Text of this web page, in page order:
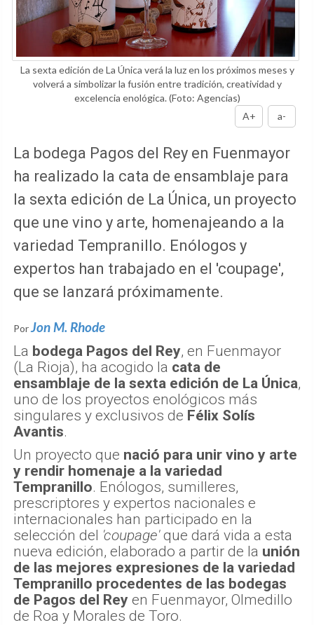
La sexta edición de La Única verá la luz en los próximos meses y
volverá a simbolizar la fusión entre tradición, creatividad y
excelencia enológica.(Foto: Agencias)
A+
a-
La bodega Pagos del Rey en Fuenmayor
ha realizado la cata de ensamblaje para
la sexta edición de La Única, un proyecto
que une vino y arte, homenajeando a la
variedad Tempranillo. Enólogos y
expertos han trabajado en el 'coupage',
que se lanzará próximamente.
PorJon M. Rhode
La bodega Pagos del Rey, en Fuenmayor
(La Rioja), ha acogido la cata de
ensamblaje de la sexta edición de La Única,
uno de los proyectos enológicos más
singulares y exclusivos de Félix Solís
Avantis.
Un proyecto que nació para unir vino y arte
y rendir homenaje a la variedad
Tempranillo. Enólogos, sumilleres,
prescriptores y expertos nacionales e
internacionales han participado en la
selección del 'coupage'que dará vida a esta
nueva edición, elaborado a partir de la unión
de las mejores expresiones de la variedad
Tempranillo procedentes de las bodegas
de Pagos del Rey en Fuenmayor, Olmedillo
de Roa y Morales de Toro.